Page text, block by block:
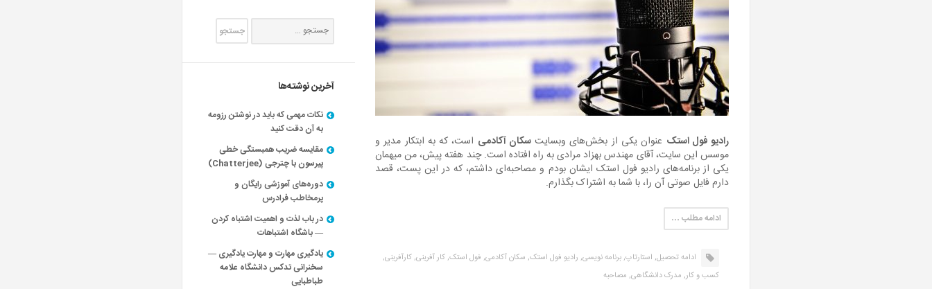
رادیو فول استک عنوان یکی از بخش‌های وبسایتسکان آکادمی است، که به ابتکار مدیر و
موسس این سایت، آقای مهندس بهزاد مرادی به راه افتاده است. چند هفته پیش، من میهمان
یکی از برنامه‌های رادیو فول استک ایشان بودم و مصاحبه‌ای داشتم، که در این پست، قصد
دارم فایل صوتی آن را، با شما به اشتراک بگذارم.
ادامه مطلب …
ادامه تحصیل, استارتاپ,برنامه نویسی, رادیو فول استک, سکان آکادمی, فول استک,کار آفرینی,کارآفرینی,
کسب و کار, مدرک دانشگاهی, مصاحبه
آخرین نوشته‌ها
نکات مهمی که باید در نوشتن رزومه
به آن دقت کنید
مقایسه ضریب همبستگی خطی
پیرسون با چترجی (Chatterjee)
دوره‌های آموزشی رایگان و
پرمخاطب فرادرس
در باب لذت و اهمیت اشتباه کردن
— باشگاه اشتباهات
یادگیری مهارت و مهارت یادگیری —
سخنرانی تدکس دانشگاه علامه
طباطبایی